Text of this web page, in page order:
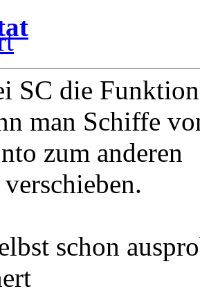
SC die
man Schiffe
zum anderen
schon